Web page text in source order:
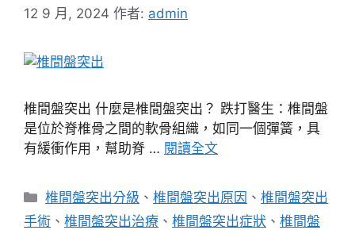
12 9 月, 2024 作者: admin
椎間盤突出 什麼是椎間盤突出？ 跌打醫生：椎間盤
是位於脊椎骨之間的軟骨組織，如同一個彈簧，具
有緩衝作用，幫助脊 … 閱讀全文
分
類
椎間盤突出分級 、椎間盤突出原因 、椎間盤突出
手術 、 椎間盤突出治療 、 椎間盤突出症狀 、 椎間盤